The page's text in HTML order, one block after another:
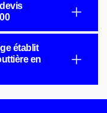
établit
en